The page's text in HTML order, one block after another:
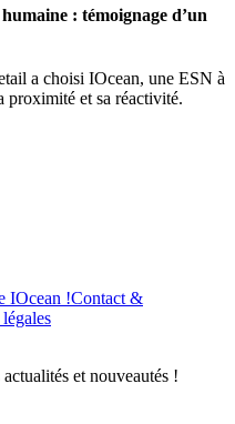
: témoignage d’un
a choisi IOcean, une ESN à
proximité et sa réactivité.
IOcean !Contact &
et nouveautés !